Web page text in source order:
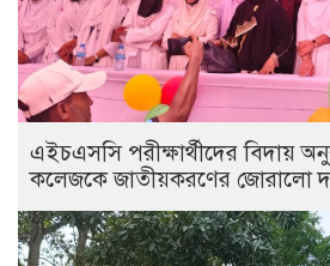
এইচএসসি পরীক্ষার্থীদের বিদায়
কলেজকে জাতীয়করণের জোরালো